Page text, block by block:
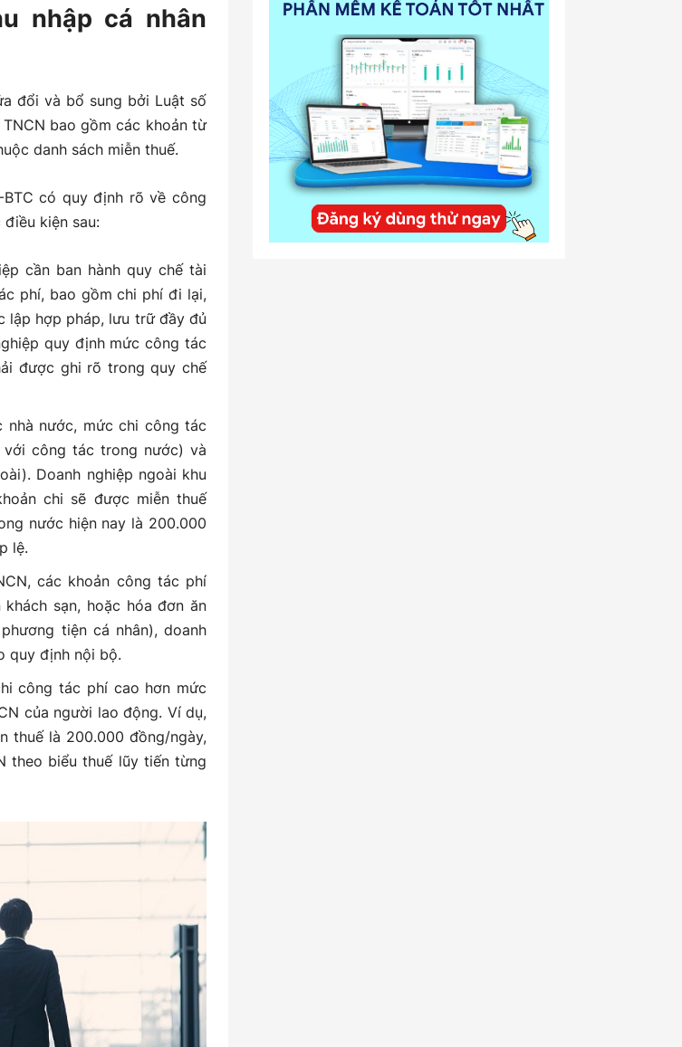
nhập cá nhân
đổi và bổ sung bởi Luật số
bao gồm các khoản từ
danh sách miễn thuế.
BTC có quy định rõ về công
kiện sau:
cần ban hành quy chế tài
phí, bao gồm chi phí đi lại,
lập hợp pháp, lưu trữ đầy đủ
quy định mức công tác
được ghi rõ trong quy chế
nhà nước, mức chi công tác
công tác trong nước) và
Doanh nghiệp ngoài khu
chi sẽ được miễn thuế
nước hiện nay là 200.000
lệ.
các khoản công tác phí
sạn, hoặc hóa đơn ăn
tiện cá nhân), doanh
quy định nội bộ.
công tác phí cao hơn mức
của người lao động. Ví dụ,
thuế là 200.000 đồng/ngày,
theo biểu thuế lũy tiến từng